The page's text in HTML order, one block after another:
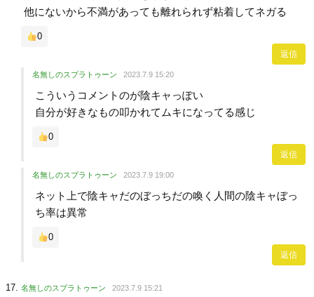
他にないから不満があっても離れられず粘着してネガる
0
返信
名無しのスプラトゥーン 2023.7.9 15:20
こういうコメントのが陰キャっぽい
自分が好きなもの叩かれてムキになってる感じ
0
返信
名無しのスプラトゥーン 2023.7.9 19:00
ネット上で陰キャだのぼっちだの喚く人間の陰キャぼっ
ち率は異常
0
返信
名無しのスプラトゥーン 2023.7.9 15:21